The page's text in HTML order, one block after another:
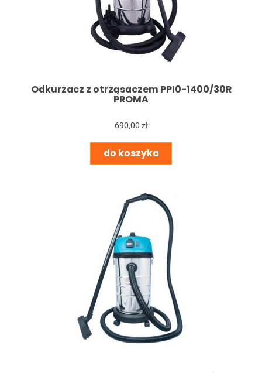
Odkurzacz z otrząsaczem PPI0-1400/30R
PROMA
690,00 zł
do koszyka